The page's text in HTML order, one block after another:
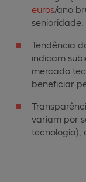
euros/ano
senioridade.
Tendência
indicam
mercado
beneficiar
variam por
tecnologia),